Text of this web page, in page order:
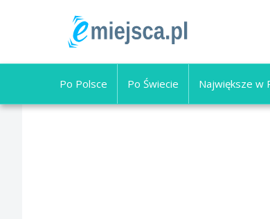
Po Polsce Po Świecie Największe w